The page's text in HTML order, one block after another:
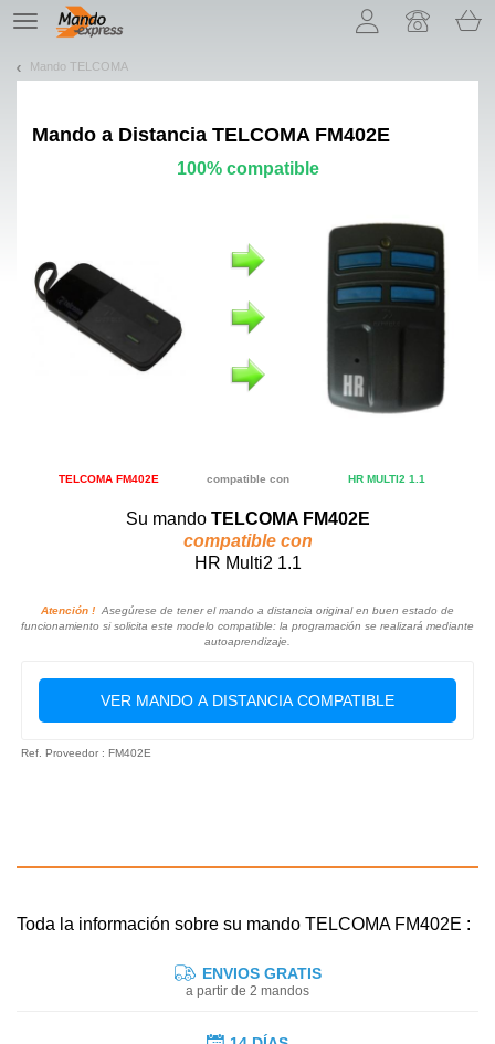
TE
navigation
Mando TELCOMA
Mando a Distancia TELCOMA FM402E
100% compatible
TELCOMA FM402E compatible con HR MULTI2 1.1
Su mando TELCOMA FM402E
compatible con
HR Multi2 1.1
Atención ! Asegúrese de tener el mando a distancia original en buen estado de
funcionamiento si solicita este modelo compatible: la programación se realizará mediante
autoaprendizaje.
VER MANDO A DISTANCIA COMPATIBLE
Ref. Proveedor : FM402E
Toda la información sobre su mando TELCOMA FM402E :
ENVIOS GRATIS
a partir de 2 mandos
¡Permítenos presentarte nuestras cookies!